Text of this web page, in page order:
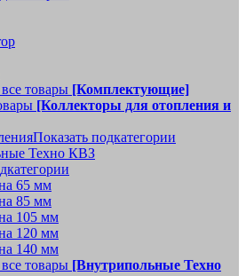
товары [Комплектующие]
[Коллекторы для отопления и
Показать подкатегории
Техно КВЗ
65 мм
85 мм
105 мм
120 мм
140 мм
товары [Внутрипольные Техно